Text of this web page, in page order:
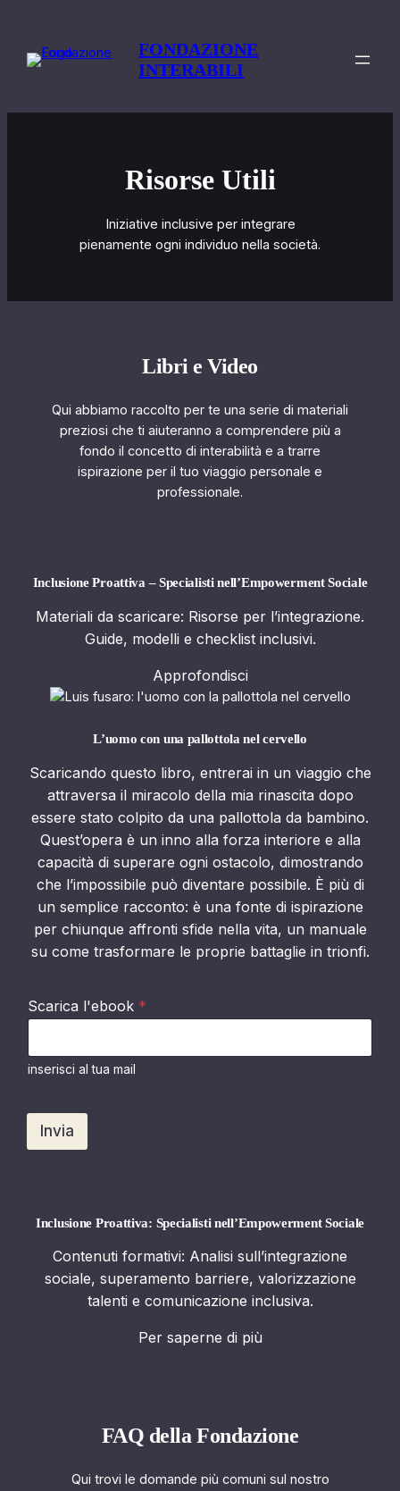
contenuto
FONDAZIONE
INTERABILI
Risorse Utili
Iniziative inclusive per integrare
pienamente ogni individuo nella società.
Libri e Video
Qui abbiamo raccolto per te una serie di materiali
preziosi che ti aiuteranno a comprendere più a
fondo il concetto di interabilità e a trarre
ispirazione per il tuo viaggio personale e
professionale.
Inclusione Proattiva – Specialisti nell’Empowerment Sociale
Materiali da scaricare: Risorse per l’integrazione.
Guide, modelli e checklist inclusivi.
Approfondisci
L’uomo con una pallottola nel cervello
Scaricando questo libro, entrerai in un viaggio che
attraversa il miracolo della mia rinascita dopo
essere stato colpito da una pallottola da bambino.
Quest’opera è un inno alla forza interiore e alla
capacità di superare ogni ostacolo, dimostrando
che l’impossibile può diventare possibile. È più di
un semplice racconto: è una fonte di ispirazione
per chiunque affronti sfide nella vita, un manuale
su come trasformare le proprie battaglie in trionfi.
Scarica l'ebook *
inserisci al tua mail
Invia
Inclusione Proattiva: Specialisti nell’Empowerment Sociale
Contenuti formativi: Analisi sull’integrazione
sociale, superamento barriere, valorizzazione
talenti e comunicazione inclusiva.
Per saperne di più
FAQ della Fondazione
Qui trovi le domande più comuni sul nostro